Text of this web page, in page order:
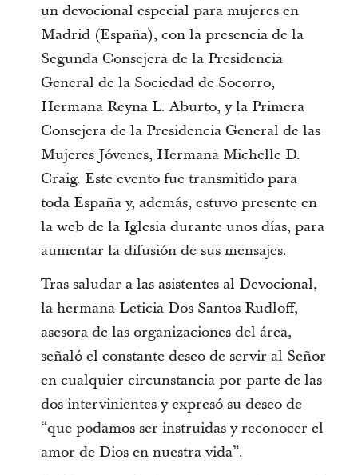
un devocional especial para mujeres en
Madrid (España), con la presencia de la
Segunda Consejera de la Presidencia
General de la Sociedad de Socorro,
Hermana Reyna L. Aburto, y la Primera
Consejera de la Presidencia General de las
Mujeres Jóvenes, Hermana Michelle D.
Craig. Este evento fue transmitido para
toda España y, además, estuvo presente en
la web de la Iglesia durante unos días, para
aumentar la difusión de sus mensajes.
Tras saludar a las asistentes al Devocional,
la hermana Leticia Dos Santos Rudloff,
asesora de las organizaciones del área,
señaló el constante deseo de servir al Señor
en cualquier circunstancia por parte de las
dos intervinientes y expresó su deseo de
“que podamos ser instruidas y reconocer el
amor de Dios en nuestra vida”.